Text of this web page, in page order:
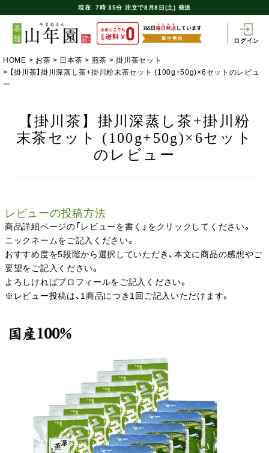
現在 7時 35分 注文で8月8日(土) 発送
ログイン
HOME お茶 日本茶 煎茶
掛川茶セット
【掛川茶】掛川深蒸し茶+掛川粉末茶セット (100g+50g)×6セットのレビュ
ー
【掛川茶】掛川深蒸し茶+掛川粉
末茶セット (100g+50g)×6セット
のレビュー
レビューの投稿方法
商品詳細ページの「レビューを書く」をクリックしてください。
ニックネームをご記入ください。
おすすめ度を5段階から選択していただき、本文に商品の感想やご
要望をご記入ください。
よろしければプロフィールをご記入ください。
※レビュー投稿は、1商品につき1回ご記入いただけます。